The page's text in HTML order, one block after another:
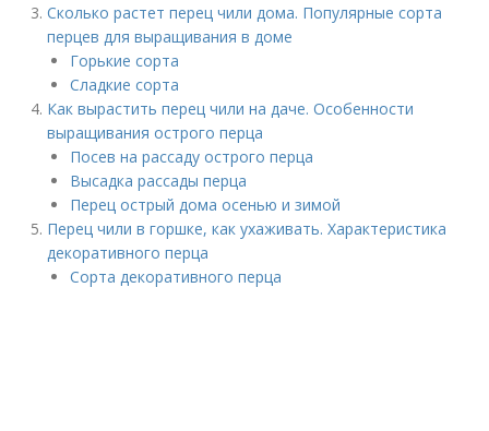
Сколько растет перец чили дома. Популярные сорта
перцев для выращивания в доме
Горькие сорта
Сладкие сорта
Как вырастить перец чили на даче. Особенности
выращивания острого перца
Посев на рассаду острого перца
Высадка рассады перца
Перец острый дома осенью и зимой
Перец чили в горшке, как ухаживать. Характеристика
декоративного перца
Сорта декоративного перца